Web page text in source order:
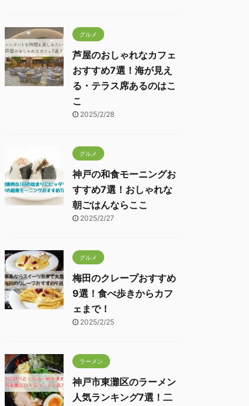
グルメ
芦屋のおしゃれなカフェ
おすすめ7選！海が見え
る・テラス席あるのはこ
こ
2025/2/28
グルメ
神戸の和食モーニングお
すすめ7選！おしゃれな
朝ごはんならここ
2025/2/27
グルメ
梅田のクレープおすすめ
9選！食べ歩きからカフ
ェまで！
2025/2/25
ラーメン
神戸市東灘区のラーメン
人気ランキング7選！二